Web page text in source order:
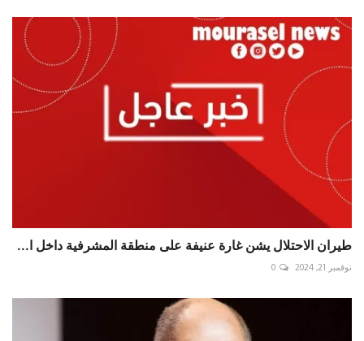
طيران الاحتلال يشن غارة عنيفة على منطقة المشرفية داخل ا...
نوفمبر 21, 2024 0